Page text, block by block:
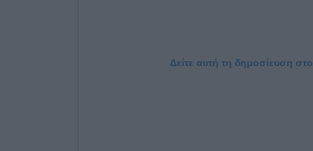
Δείτε αυτή τη δημοσίευση